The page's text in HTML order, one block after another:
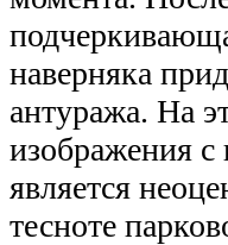
наверняка
антуража. На
изображения с
является
тесноте